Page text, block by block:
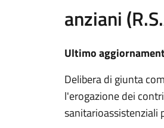
anziani
Ultimo
Delibera di giunta
l'erogazione dei
sanitarioassistenziali